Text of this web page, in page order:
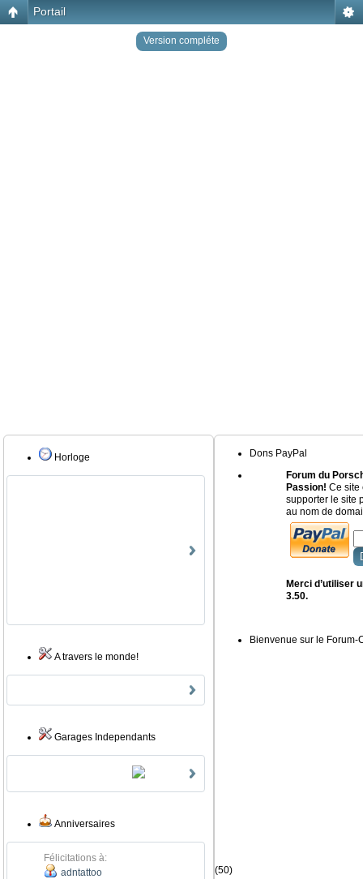
Portail
Version compléte
Horloge
A travers le monde!
Garages Independants
Anniversaires
Félicitations à:
adntattoo
(50)
Dons PayPal
Forum du
Passion! Ce site
supporter le site
au nom de
Merci d’utiliser
3.50.
Bienvenue sur le Forum-